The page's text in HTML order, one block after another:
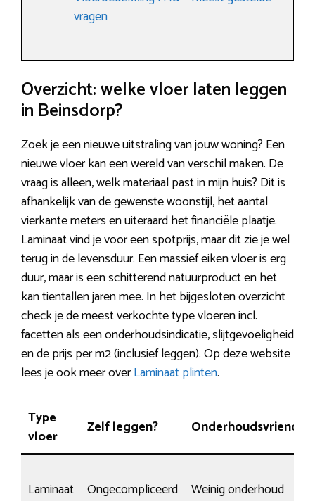
vragen
Overzicht: welke vloer laten leggen
in Beinsdorp?
Zoek je een nieuwe uitstraling van jouw woning? Een
nieuwe vloer kan een wereld van verschil maken. De
vraag is alleen, welk materiaal past in mijn huis? Dit is
afhankelijk van de gewenste woonstijl, het aantal
vierkante meters en uiteraard het financiële plaatje.
Laminaat vind je voor een spotprijs, maar dit zie je wel
terug in de levensduur. Een massief eiken vloer is erg
duur, maar is een schitterend natuurproduct en het
kan tientallen jaren mee. In het bijgesloten overzicht
check je de meest verkochte type vloeren incl.
facetten als een onderhoudsindicatie, slijtgevoeligheid
en de prijs per m2 (inclusief leggen). Op deze website
lees je ook meer overLaminaat plinten.
Type
vloer
Zelf leggen?
Laminaat Ongecompliceerd Weinig onderhoud